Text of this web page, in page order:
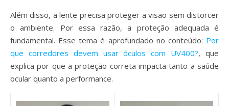
Além disso, a lente precisa proteger a visão sem distorcer
o ambiente. Por essa razão, a proteção adequada é
fundamental. Esse tema é aprofundado no conteúdo: Por
que corredores devem usar óculos com UV400?, que
explica por que a proteção correta impacta tanto a saúde
ocular quanto a performance.